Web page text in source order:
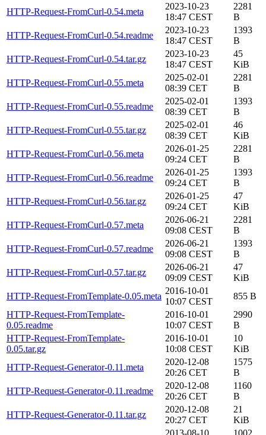
HTTP-Request-FromCurl-0.54.meta
2023-10-23
18:47 CEST
2281
B
HTTP-Request-FromCurl-0.54.readme
2023-10-23
18:47 CEST
1393
B
HTTP-Request-FromCurl-0.54.tar.gz
2023-10-23
18:47 CEST
45
KiB
HTTP-Request-FromCurl-0.55.meta
2025-02-01
08:39 CET
2281
B
HTTP-Request-FromCurl-0.55.readme
2025-02-01
08:39 CET
1393
B
HTTP-Request-FromCurl-0.55.tar.gz
2025-02-01
08:39 CET
46
KiB
HTTP-Request-FromCurl-0.56.meta
2026-01-25
09:24 CET
2281
B
HTTP-Request-FromCurl-0.56.readme
2026-01-25
09:24 CET
1393
B
HTTP-Request-FromCurl-0.56.tar.gz
2026-01-25
09:24 CET
47
KiB
HTTP-Request-FromCurl-0.57.meta
2026-06-21
09:08 CEST
2281
B
HTTP-Request-FromCurl-0.57.readme
2026-06-21
09:08 CEST
1393
B
HTTP-Request-FromCurl-0.57.tar.gz
2026-06-21
09:09 CEST
47
KiB
HTTP-Request-FromTemplate-0.05.meta
2016-10-01
10:07 CEST
855 B
HTTP-Request-FromTemplate-
0.05.readme
2016-10-01
10:07 CEST
2990
B
HTTP-Request-FromTemplate-
0.05.tar.gz
2016-10-01
10:08 CEST
10
KiB
HTTP-Request-Generator-0.11.meta
2020-12-08
20:26 CET
1575
B
HTTP-Request-Generator-0.11.readme
2020-12-08
20:26 CET
1160
B
HTTP-Request-Generator-0.11.tar.gz
2020-12-08
20:27 CET
21
KiB
2013-08-10 1002